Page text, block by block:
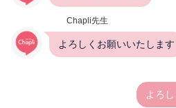
Chapli先生
よろしくお願いいたします
よろ